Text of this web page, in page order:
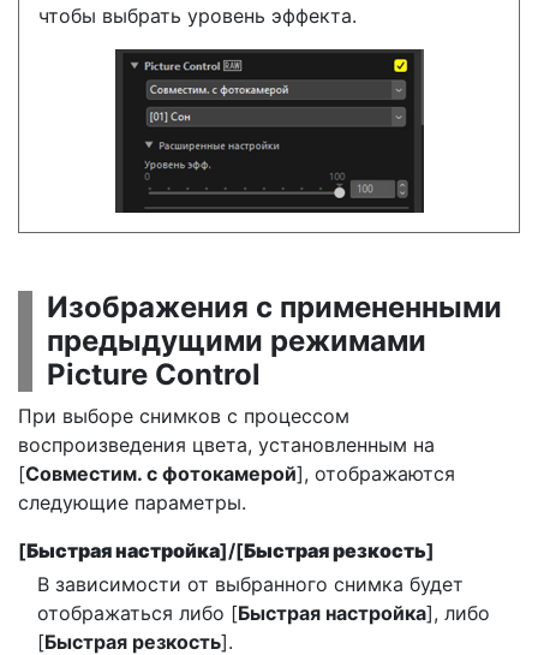
чтобы выбрать уровень эффекта.
Изображения с примененными
предыдущими режимами
Picture Control
При выборе снимков с процессом
воспроизведения цвета, установленным на
[Совместим. с фотокамерой], отображаются
следующие параметры.
[Быстрая настройка]/[Быстрая резкость]
В зависимости от выбранного снимка будет
отображаться либо [Быстрая настройка], либо
[Быстрая резкость].